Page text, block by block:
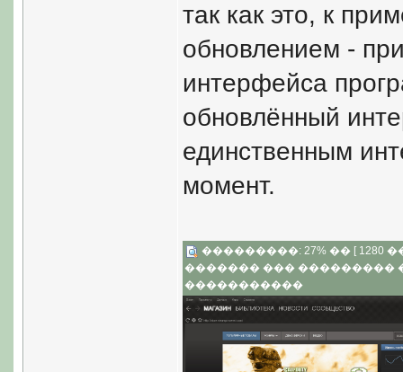
так как это, к
обновлением -
интерфейса
обновлённый
единственным
момент.
���������: 27% �� [ 1280 ��
������� ��� ���������
�����������